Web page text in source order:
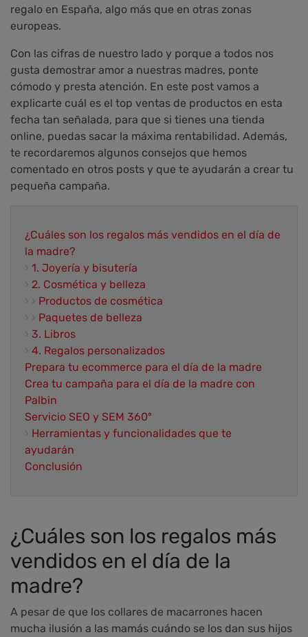
regalo en España, algo más que en otras zonas
europeas.
Con las cifras de nuestro lado y porque a todos nos
gusta demostrar amor a nuestras madres, ponte
cómodo y presta atención. En este post vamos a
explicarte cuál es el top ventas de productos en esta
fecha tan señalada, para que si tienes una tienda
online, puedas sacar la máxima rentabilidad. Además,
te recordaremos algunos consejos que hemos
comentado en otros posts y que te ayudarán a crear tu
pequeña campaña.
¿Cuáles son los regalos más vendidos en el día de
la madre?
› 1. Joyería y bisutería
› 2. Cosmética y belleza
› › Productos de cosmética
› › Paquetes de belleza
› 3. Libros
› 4. Regalos personalizados
Prepara tu ecommerce para el día de la madre
Crea tu campaña para el día de la madre con
Palbin
Servicio SEO y SEM 360º
› Herramientas y funcionalidades que te
ayudarán
Conclusión
¿Cuáles son los regalos más
vendidos en el día de la
madre?
A pesar de que los collares de macarrones hacen
mucha ilusión a las mamás cuándo se los dan sus hijos